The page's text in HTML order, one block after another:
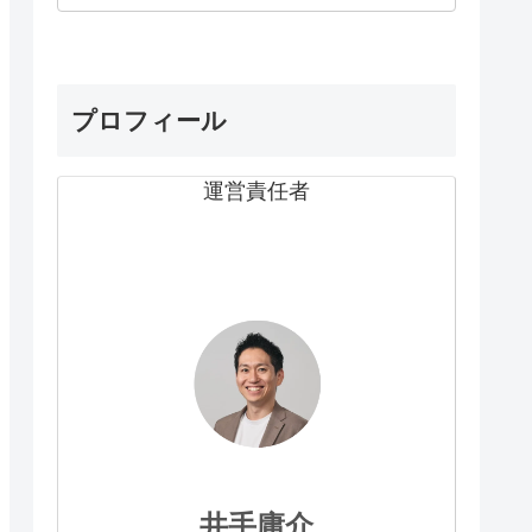
プロフィール
運営責任者